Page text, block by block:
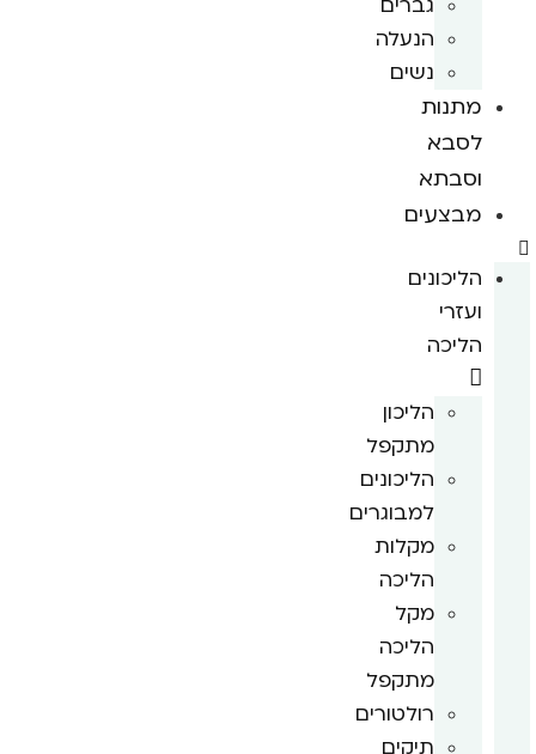
הנעלה
נשים
מתנות
לסבא
וסבתא
מבצעים
הליכונים
ועזרי
הליכה
הליכון
מתקפל
הליכונים
למבוגרים
מקלות
הליכה
מקל
הליכה
מתקפל
רולטורים
תיקים